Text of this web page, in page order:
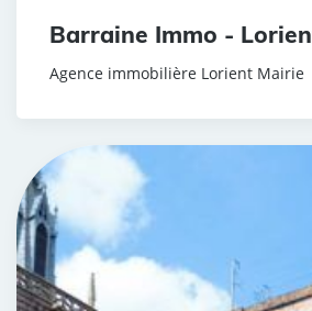
Barraine Immo -
Agence immobilière Lorient Mairie